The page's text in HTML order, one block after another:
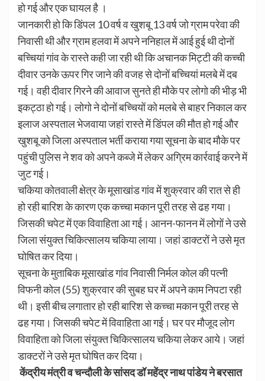
हो गई और एक घायल है ।
जानकारी हो कि डिंपल 10 वर्ष व खुशबू 13 वर्ष जो ग्राम परेवा की
निवासी थी और ग्राम हलवा में अपने ननिहाल में आई हुई थी दोनों
बच्चियां गांव के रास्ते कही जा रही थी कि अचानक मिट्टी की कच्ची
दीवार उनके ऊपर गिर जाने की वजह से दोनों बच्चियां मलबे में दब
गई। वही दीवार गिरने की आवाज सुनते ही मौके पर लोगो की भीड़ भी
इकट्ठा हो गई। लोगो ने दोनों बच्चियों को मलबे से बाहर निकाल कर
इलाज अस्पताल भेजवाया जहां रास्ते में डिंपल की मौत हो गई और
खुशबू को जिला अस्पताल भर्ती कराया गया सूचना के बाद मौके पर
पहुंची पुलिस ने शव को अपने कब्जे में लेकर अग्रिम कार्रवाई करने में
जुट गई।
चकिया कोतवाली क्षेत्र के मूसाखांड गांव में शुक्रवार की रात से ही
हो रही बारिश के कारण एक कच्चा मकान पूरी तरह से ढह गया।
जिसकी चपेट में एक विवाहिता आ गई। आनन-फानन में लोगों ने उसे
जिला संयुक्त चिकित्सालय चकिया लाया। जहां डाक्टरों ने उसे मृत
घोषित कर दिया।
सूचना के मुताबिक मूसाखांड गांव निवासी निर्मल कोल की पत्नी
विफनी कोल (55) शुक्रवार की सुबह घर में अपने काम निपटा रही
थी। इसी बीच लगातार हो रही बारिश से कच्चा मकान पूरी तरह से
ढह गया। जिसकी चपेट में विवाहिता आ गई। घर पर मौजूद लोग
विवाहिता को जिला संयुक्त चिकित्सालय चकिया लेकर आये। जहां
डाक्टरों ने उसे मृत घोषित कर दिया।
केंद्रीय मंत्री व चन्दौली के सांसद डॉ महेंद्र नाथ पांडेय ने बरसात